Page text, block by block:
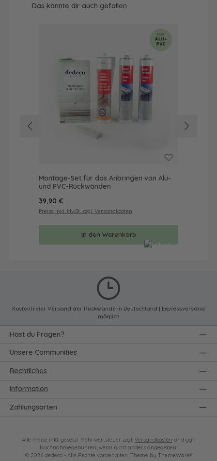
Produktgalerie überspringen
Das könnte dir auch gefallen
Montage-Set für das Anbringen von Alu-
und PVC-Rückwänden
Regulärer Preis:
39,90 €
Preise inkl. MwSt. zzgl. Versandkosten
In den Warenkorb
Kostenfreier Versand der Rückwände in Deutschland | Expressversand
möglich
Rechtliches
Information
Zahlungsarten
Hast du Fragen?
Unsere Communities
Alle Preise inkl. gesetzl. Mehrwertsteuer zzgl. Versandkosten und ggf.
Nachnahmegebühren, wenn nicht anders angegeben.
© 2026 dedeco - Alle Rechte vorbehalten. Theme by ThemeWare®